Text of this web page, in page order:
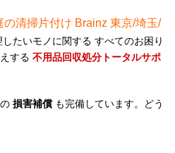
清掃片付け Brainz 東京/埼玉/
たいモノに関する すべてのお困り
する 不用品回収処分トータルサポ
損害補償 も完備しています。どう